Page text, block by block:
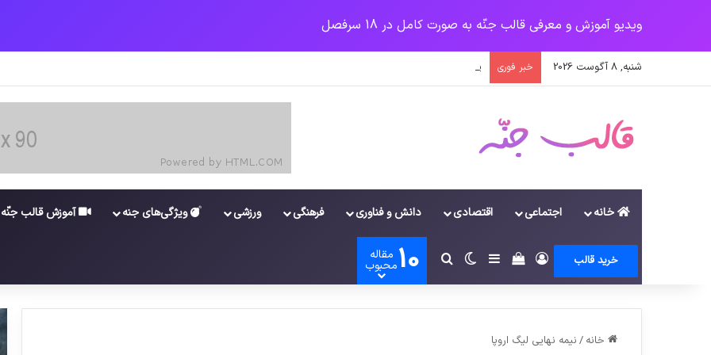
ویدیو آموزش و معرفی قالب جنّه به صورت کامل در 18 سرفصل
شنبه, 8 آگوست 2026 خبر فوری پرداخت حقوق کارکنان دستگاه‌ها در سال ۱۴۰۰ منوط به ثبت اطلاعات کارکنان در سامانه شد
خانه اجتماعی اقتصادی دانش و فناوری فرهنگی ورزشی ویژگی‌های جنه آموزش قالب جنّه
خرید قالب وروددیدن سبد خرید
سایدبارتغییر پوسته
جستجو برای
10 مقاله
محبوب
خانه / نیمه نهایی لیگ اروپا
نامه‌ کیم‌جونگ اون، رهبر کره‌شمالی به دونالد